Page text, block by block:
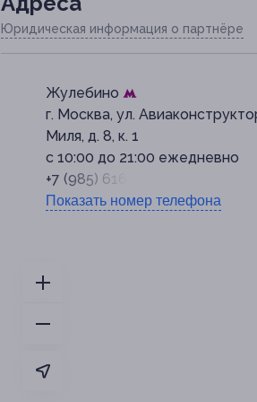
Юридическая информация о партнёре
Жулебино
г. Москва, ​ул.
Миля, д. 8, к. 1
с 10:00 до 21:00 ежедневно
+7 (985) 616-07-22
Показать номер телефона